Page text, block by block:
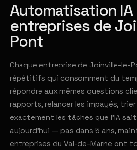
Automatisation IA
entreprises de
Pont
Chaque entreprise de Joinville-le-
répétitifs qui consomment du
répondre aux mêmes questions
rapports, relancer les impayés, trier
exactement les tâches que l'IA
aujourd'hui — pas dans 5 ans,
entreprises du Val-de-Marne ont